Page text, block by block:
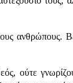
ανθρώπους.
ούτε